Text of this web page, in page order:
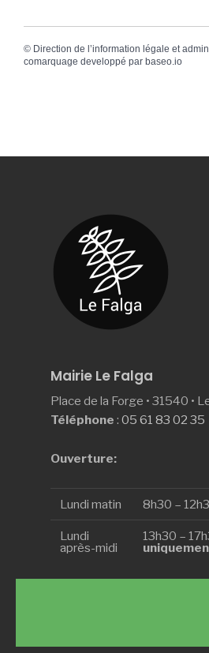
© Direction de l’information légale et
comarquage developpé par baseo.io
Mairie Le Falga
Place de la Forge • 31540 •
Téléphone : 05 61 83 02 35
Ouverture:
Lundi matin 8h30 –
Lundi
après-midi
13h30 –